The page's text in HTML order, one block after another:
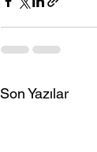
Son Yazılar